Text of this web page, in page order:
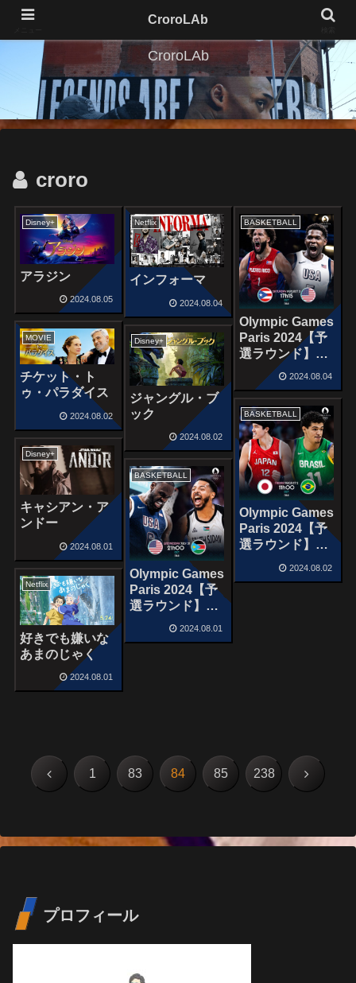
CroroLAb
croro
Disney+
アラジン
2024.08.05
Netflix
インフォーマ
2024.08.04
BASKETBALL
Olympic Games
Paris 2024【予
選ラウンド】グ
ループA プエル
トリコ vs アメ
リカ
2024.08.04
MOVIE
チケット・ト
ゥ・パラダイス
2024.08.02
Disney+
ジャングル・ブ
ック
2024.08.02
BASKETBALL
Olympic Games
Paris 2024【予
選ラウンド】グ
ブラジル
2024.08.02
Disney+
キャシアン・ア
ンドー
2024.08.01
BASKETBALL
Olympic Games
Paris 2024【予
選ラウンド】グ
ループC アメリ
2024.08.01
Netflix
好きでも嫌いな
あまのじゃく
2024.08.01
前 1 83 84 85 238 次
プロフィール
CroroLAb